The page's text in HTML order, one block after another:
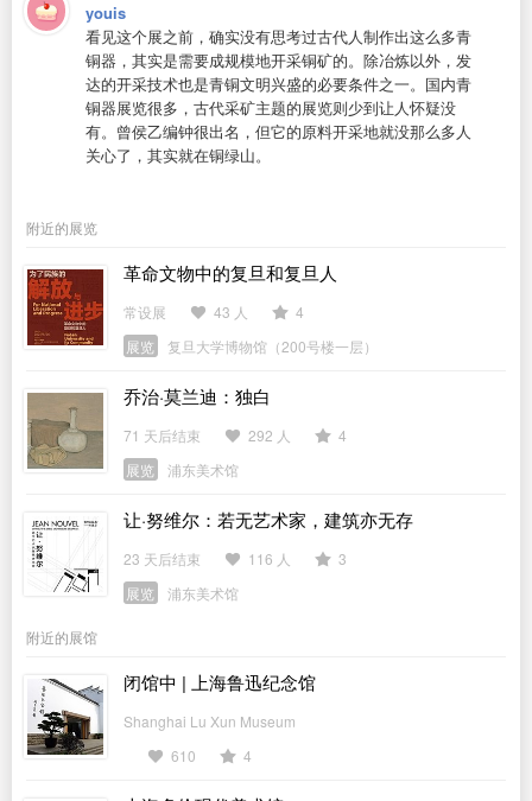
youis
看见这个展之前，确实没有思考过古代人制作出这么多青
铜器，其实是需要成规模地开采铜矿的。除冶炼以外，发
达的开采技术也是青铜文明兴盛的必要条件之一。国内青
铜器展览很多，古代采矿主题的展览则少到让人怀疑没
有。曾侯乙编钟很出名，但它的原料开采地就没那么多人
关心了，其实就在铜绿山。
附近的展览
革命文物中的复旦和复旦人
常设展 43 人
4
展览
复旦大学博物馆（200号楼一层）
乔治·莫兰迪：独白
71 天后结束 292 人
4
展览
浦东美术馆
让·努维尔：若无艺术家，建筑亦无存
23 天后结束 116 人
3
展览
浦东美术馆
附近的展馆
闭馆中 | 上海鲁迅纪念馆
Shanghai Lu Xun Museum
610
4